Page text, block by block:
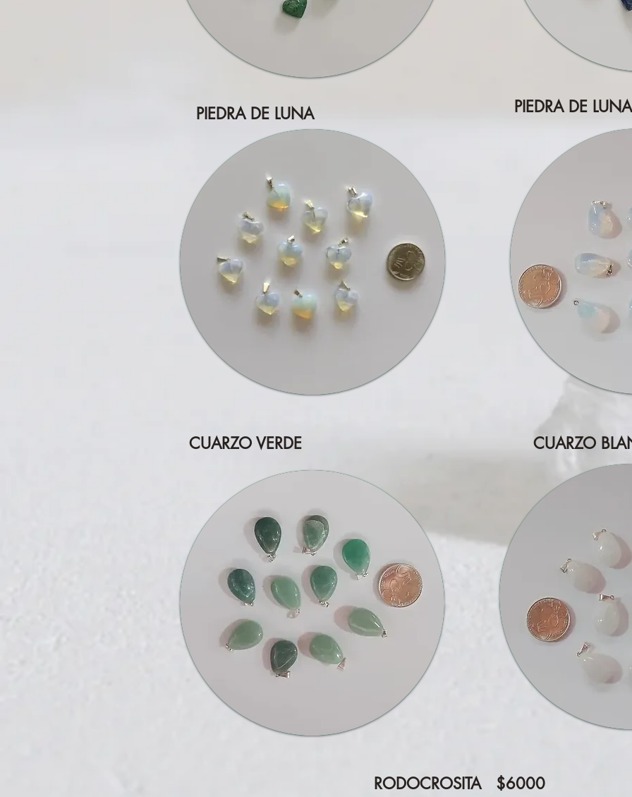
PIEDRA DE LUNA PIEDRA DE LUNA
CUARZO VERDE CUARZO
RODOCROSITA $6000